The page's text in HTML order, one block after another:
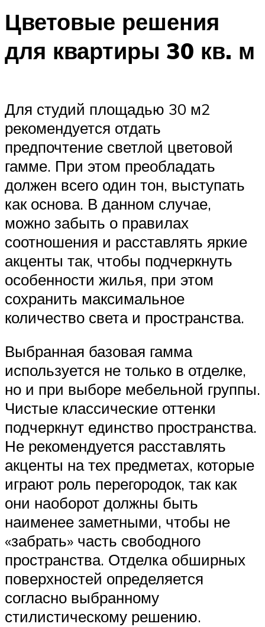
Цветовые решения
для квартиры 30 кв. м
Для студий площадью 30 м2
рекомендуется отдать
предпочтение светлой цветовой
гамме. При этом преобладать
должен всего один тон, выступать
как основа. В данном случае,
можно забыть о правилах
соотношения и расставлять яркие
акценты так, чтобы подчеркнуть
особенности жилья, при этом
сохранить максимальное
количество света и пространства.
Выбранная базовая гамма
используется не только в отделке,
но и при выборе мебельной группы.
Чистые классические оттенки
подчеркнут единство пространства.
Не рекомендуется расставлять
акценты на тех предметах, которые
играют роль перегородок, так как
они наоборот должны быть
наименее заметными, чтобы не
«забрать» часть свободного
пространства. Отделка обширных
поверхностей определяется
согласно выбранному
стилистическому решению.